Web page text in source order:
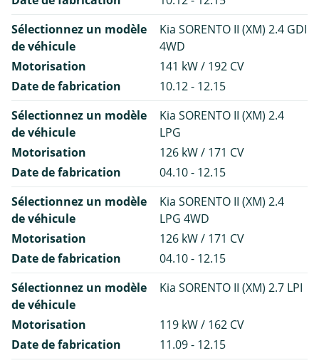
Sélectionnez un modèle
de véhicule
Kia SORENTO II (XM) 2.4 GDI
4WD
Motorisation
141 kW / 192 CV
Date de fabrication
10.12 - 12.15
Sélectionnez un modèle
de véhicule
Kia SORENTO II (XM) 2.4
LPG
Motorisation
126 kW / 171 CV
Date de fabrication
04.10 - 12.15
Sélectionnez un modèle
de véhicule
Kia SORENTO II (XM) 2.4
LPG 4WD
Motorisation
126 kW / 171 CV
Date de fabrication
04.10 - 12.15
Sélectionnez un modèle
de véhicule
Kia SORENTO II (XM) 2.7 LPI
Motorisation
119 kW / 162 CV
Date de fabrication
11.09 - 12.15